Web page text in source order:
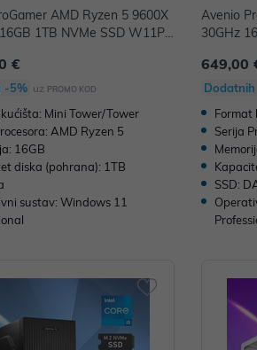
AMD Ryzen 5 9600X
1TB NVMe SSD W11P
€
-5% uz PROMO KOD
Mini Tower/Tower
AMD Ryzen 5
16GB
diska (pohrana): 1TB
sustav: Windows 11
Avenio
30GHz
649,00
Format
Serija
SSD: